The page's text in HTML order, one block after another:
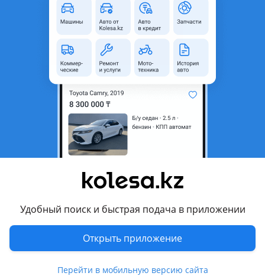
Удобный поиск и быстрая подача в приложении
Открыть приложение
Перейти в мобильную версию сайта
Атырау, Атырауская область
Оригинальность
Оригинал
Возможна рассрочка или
Да
Подходит на авто
2021 - н.в. 2 поколение, 2015 - н.в. 1 поколение рестайлинг
Toyota Hiace
2019 - н.в. H300, 2004 - 2019 H200 (TRH2/KDH2/LH2), 1989 -
Toyota Hilux
Показать больше